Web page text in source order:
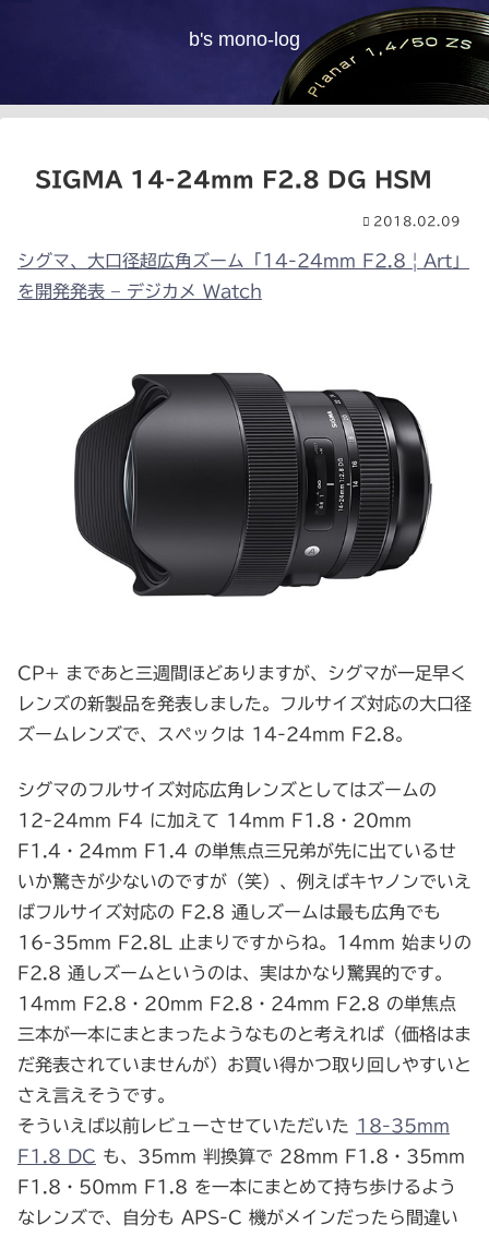
b's mono-log
SIGMA 14-24mm F2.8 DG HSM
2018.02.09
シグマ、大口径超広角ズーム「14-24mm F2.8 | Art」
を開発発表 – デジカメ Watch
CP+ まであと三週間ほどありますが、シグマが一足早く
レンズの新製品を発表しました。フルサイズ対応の大口径
ズームレンズで、スペックは 14-24mm F2.8。
シグマのフルサイズ対応広角レンズとしてはズームの
12-24mm F4 に加えて 14mm F1.8・20mm
F1.4・24mm F1.4 の単焦点三兄弟が先に出ているせ
いか驚きが少ないのですが（笑）、例えばキヤノンでいえ
ばフルサイズ対応の F2.8 通しズームは最も広角でも
16-35mm F2.8L 止まりですからね。14mm 始まりの
F2.8 通しズームというのは、実はかなり驚異的です。
14mm F2.8・20mm F2.8・24mm F2.8 の単焦点
三本が一本にまとまったようなものと考えれば（価格はま
だ発表されていませんが）お買い得かつ取り回しやすいと
さえ言えそうです。
そういえば以前レビューさせていただいた
18-35mm
F1.8 DC も、35mm 判換算で 28mm F1.8・35mm
F1.8・50mm F1.8 を一本にまとめて持ち歩けるよう
なレンズで、自分も APS-C 機がメインだったら間違い